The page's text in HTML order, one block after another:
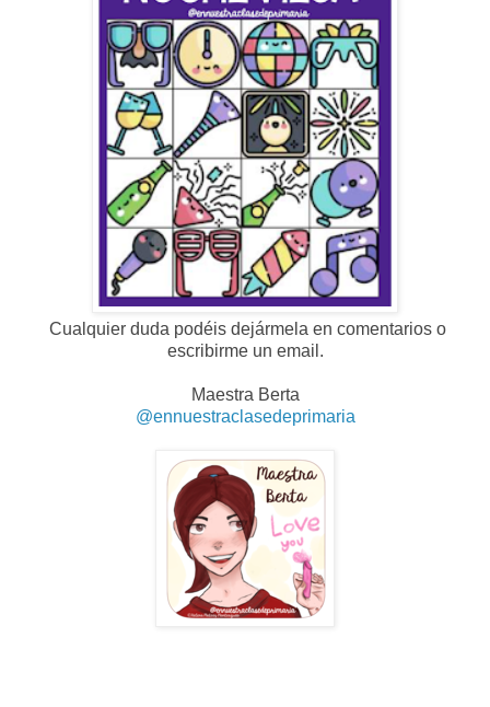
Cualquier duda podéis dejármela en comentarios o
escribirme un email.
Maestra Berta
@ennuestraclasedeprimaria